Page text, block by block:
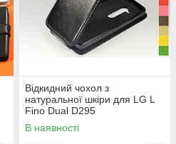
Відкидний чохол з
натуральної шкіри для LG L
Fino Dual D295
В наявності